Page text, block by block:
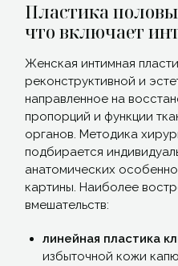
Пластика
что включает
Женская интимная
реконструктивной и
направленное на
пропорций и функции
органов. Методика
подбирается
анатомических
картины. Наиболее
вмешательств:
линейная пластика
избыточной кожи